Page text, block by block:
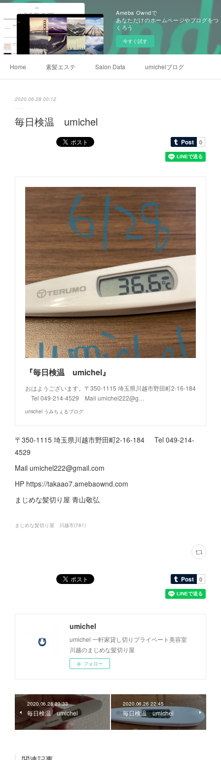
Ameba Owndで
あなただけのホームページやブログをつ
くろう
今すぐ試す
Home 素髪エステ Salon Data umichelブログ
2020.06.28 00:12
毎日検温 umichel
『毎日検温 umichel』
おはようございます。〒350-1115 埼玉県川越市野田町2-16-184
Tel 049-214-4529 Mail umichel222@g…
umichel うみちぇるブログ
〒350-1115 埼玉県川越市野田町2-16-184 Tel 049-214-
4529
Mail umichel222@gmail.com
HP https://takaao7.amebaownd.com
まじめな髪切り屋 青山敬弘
まじめな髪切り屋 川越市(781)
umichel
umichel 一軒家貸し切りプライベート美容室
川越のまじめな髪切り屋
フォロー
2020.06.28 23:33
毎日検温 umichel
2020.06.26 22:45
毎日検温 umichel